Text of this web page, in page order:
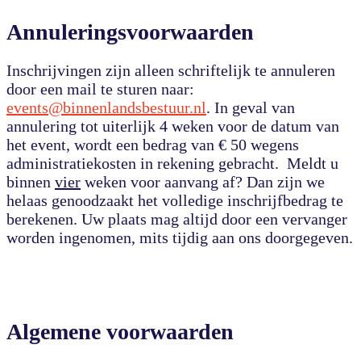
Annuleringsvoorwaarden
Inschrijvingen zijn alleen schriftelijk te annuleren
door een mail te sturen naar:
events@binnenlandsbestuur.nl. In geval van
annulering tot uiterlijk 4 weken voor de datum van
het event, wordt een bedrag van € 50 wegens
administratiekosten in rekening gebracht. Meldt u
binnen vier weken voor aanvang af? Dan zijn we
helaas genoodzaakt het volledige inschrijfbedrag te
berekenen. Uw plaats mag altijd door een vervanger
worden ingenomen, mits tijdig aan ons doorgegeven.
Algemene voorwaarden